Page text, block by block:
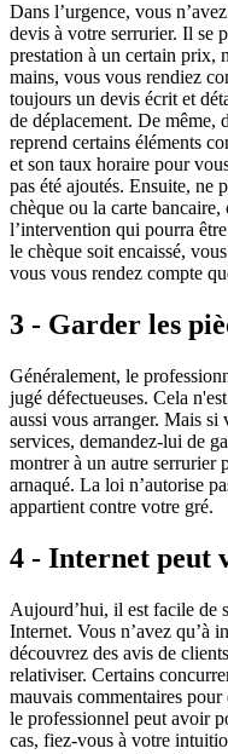
Dans l’urgence, vous
devis à votre serrurier. Il se
prestation à un certain prix,
mains, vous vous rendiez
toujours un devis écrit et
de déplacement. De même,
reprend certains éléments
et son taux horaire pour
pas été ajoutés. Ensuite, ne
chèque ou la carte
l’intervention qui pourra
le chèque soit encaissé,
vous vous rendez compte
3 - Garder les
Généralement, le
jugé défectueuses. Cela
aussi vous arranger. Mais si
services, demandez-lui de
montrer à un autre serrurier
arnaqué. La loi n’autorise
appartient contre votre gré.
4 - Internet peut
Aujourd’hui, il est facile de
Internet. Vous n’avez qu’à
découvrez des avis de
relativiser. Certains
mauvais commentaires
le professionnel peut avoir
cas, fiez-vous à votre